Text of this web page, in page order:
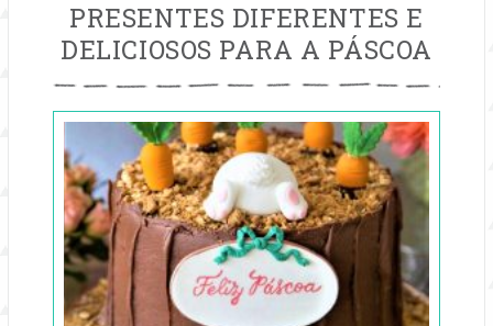
PRESENTES DIFERENTES E
DELICIOSOS PARA A PÁSCOA
Publicado
em
06
fev,
2020por
Entre
na
Festa